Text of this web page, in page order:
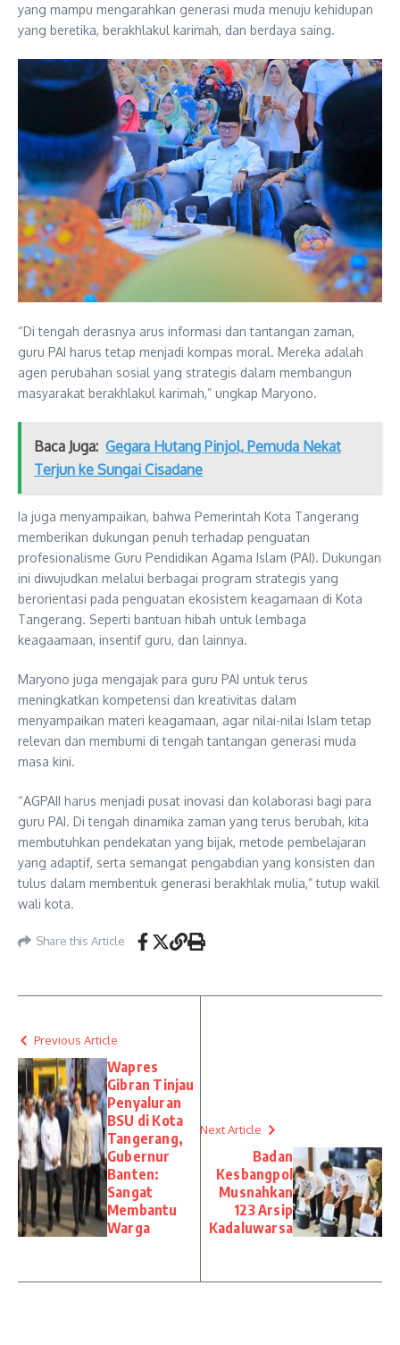
yang mampu mengarahkan generasi muda menuju kehidupan
yang beretika, berakhlakul karimah, dan berdaya saing.
“Di tengah derasnya arus informasi dan tantangan zaman,
guru PAI harus tetap menjadi kompas moral. Mereka adalah
agen perubahan sosial yang strategis dalam membangun
masyarakat berakhlakul karimah,” ungkap Maryono.
Baca Juga: Gegara Hutang Pinjol, Pemuda Nekat
Terjun ke Sungai Cisadane
Ia juga menyampaikan, bahwa Pemerintah Kota Tangerang
memberikan dukungan penuh terhadap penguatan
profesionalisme Guru Pendidikan Agama Islam (PAI). Dukungan
ini diwujudkan melalui berbagai program strategis yang
berorientasi pada penguatan ekosistem keagamaan di Kota
Tangerang. Seperti bantuan hibah untuk lembaga
keagaamaan, insentif guru, dan lainnya.
Maryono juga mengajak para guru PAI untuk terus
meningkatkan kompetensi dan kreativitas dalam
menyampaikan materi keagamaan, agar nilai-nilai Islam tetap
relevan dan membumi di tengah tantangan generasi muda
masa kini.
“AGPAII harus menjadi pusat inovasi dan kolaborasi bagi para
guru PAI. Di tengah dinamika zaman yang terus berubah, kita
membutuhkan pendekatan yang bijak, metode pembelajaran
yang adaptif, serta semangat pengabdian yang konsisten dan
tulus dalam membentuk generasi berakhlak mulia,” tutup wakil
wali kota.
Share this Article
Previous Article
Wapres
Gibran Tinjau
Penyaluran
BSU di Kota
Tangerang,
Gubernur
Banten:
Sangat
Membantu
Warga
Next Article
Badan
Kesbangpol
Musnahkan
123 Arsip
Kadaluwarsa